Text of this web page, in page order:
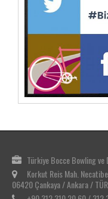
Türkiye Bocce Bowling
Korkut Reis Mah.
06420 Çankaya / Ankara /